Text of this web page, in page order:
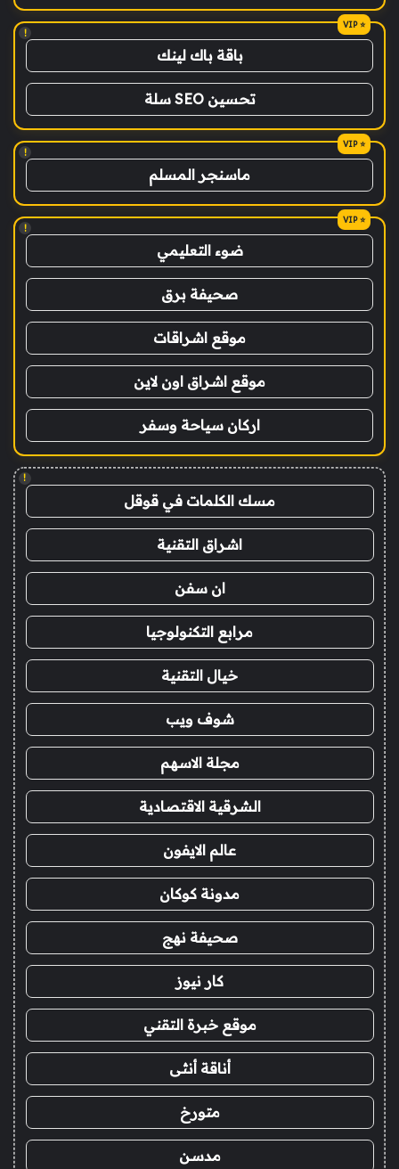
!
باقة باك لينك
تحسين SEO سلة
!
ماسنجر المسلم
!
ضوء التعليمي
صحيفة برق
موقع اشراقات
موقع اشراق اون لاين
اركان سياحة وسفر
!
مسك الكلمات في قوقل
اشراق التقنية
ان سفن
مرابع التكنولوجيا
خيال التقنية
شوف ويب
مجلة الاسهم
الشرقية الاقتصادية
عالم الايفون
مدونة كوكان
صحيفة نهج
كار نيوز
موقع خبرة التقني
أناقة أنثى
متورخ
مدسن